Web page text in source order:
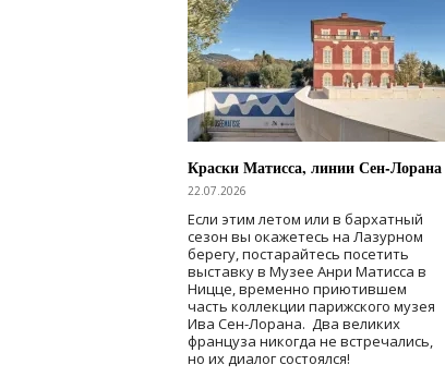
Краски Матисса, линии Сен-Лорана
22.07.2026
Если этим летом или в бархатный
сезон вы окажетесь на Лазурном
берегу, постарайтесь посетить
выставку в Музее Анри Матисса в
Ницце, временно приютившем
часть коллекции парижского музея
Ива Сен-Лорана. Два великих
француза никогда не встречались,
но их диалог состоялся!